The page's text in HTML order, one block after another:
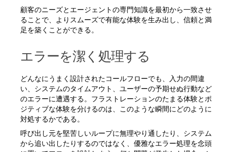
顧客のニーズとエージェントの専門知識を最初から一致させ
ることで、よりスムーズで有能な体験を生み出し、信頼と満
足を築くことができる。
エラーを潔く処理する
どんなにうまく設計されたコールフローでも、入力の間違
い、システムのタイムアウト、ユーザーの予期せぬ行動など
のエラーに遭遇する。フラストレーションのたまる体験とポ
ジティブな体験を分けるのは、このような瞬間にどのように
対処するかである。
呼び出し元を堅苦しいループに無理やり通したり、システム
から追い出したりするのではなく、優雅なエラー処理を念頭